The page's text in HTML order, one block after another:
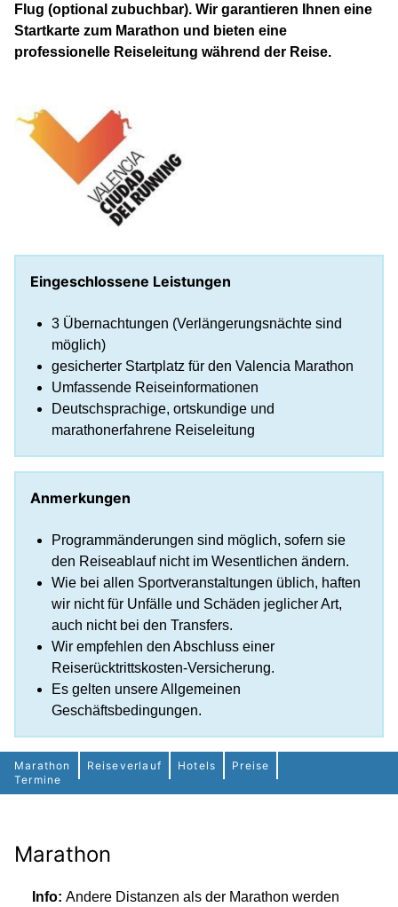
Flug (optional zubuchbar). Wir garantieren Ihnen eine
Startkarte zum Marathon und bieten eine
professionelle Reiseleitung während der Reise.
Eingeschlossene Leistungen
3 Übernachtungen (Verlängerungsnächte sind
möglich)
gesicherter Startplatz für den Valencia Marathon
Umfassende Reiseinformationen
Deutschsprachige, ortskundige und
marathonerfahrene Reiseleitung
Anmerkungen
Programmänderungen sind möglich, sofern sie
den Reiseablauf nicht im Wesentlichen ändern.
Wie bei allen Sportveranstaltungen üblich, haften
wir nicht für Unfälle und Schäden jeglicher Art,
auch nicht bei den Transfers.
Wir empfehlen den Abschluss einer
Reiserücktrittskosten-Versicherung.
Es gelten unsere Allgemeinen
Geschäftsbedingungen.
Marathon Reiseverlauf Hotels
Preise
Termine
Marathon
Info: Andere Distanzen als der Marathon werden